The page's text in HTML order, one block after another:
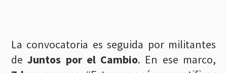
La convocatoria es seguida por militantes
deJuntos por el Cambio. En ese marco,